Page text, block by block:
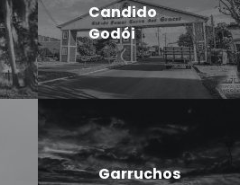
Candido
Godói
Garruchos